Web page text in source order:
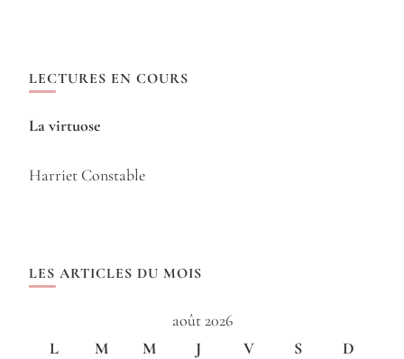
LECTURES EN COURS
La virtuose
Harriet Constable
LES ARTICLES DU MOIS
août 2026
L
M M J V S
D